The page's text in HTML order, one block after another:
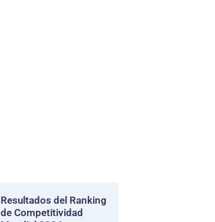
Resultados del Ranking
de Competitividad